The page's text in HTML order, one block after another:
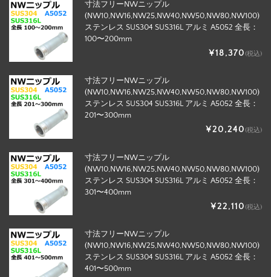
寸法フリーNWニップル
(NW10,NW16,NW25,NW40,NW50,NW80,NW100)
ステンレス SUS304 SUS316L アルミ A5052 全長：
100〜200mm
¥18,370(税込)
寸法フリーNWニップル
(NW10,NW16,NW25,NW40,NW50,NW80,NW100)
ステンレス SUS304 SUS316L アルミ A5052 全長：
201〜300mm
¥20,240(税込)
寸法フリーNWニップル
(NW10,NW16,NW25,NW40,NW50,NW80,NW100)
ステンレス SUS304 SUS316L アルミ A5052 全長：
301〜400mm
¥22,110(税込)
寸法フリーNWニップル
(NW10,NW16,NW25,NW40,NW50,NW80,NW100)
ステンレス SUS304 SUS316L アルミ A5052 全長：
401〜500mm